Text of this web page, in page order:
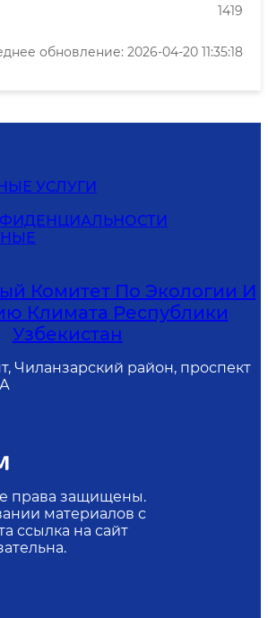
1419
обновление: 2026-04-20 11:35:18
УСЛУГИ
Комитет По Экологии И
Климата Республики
Узбекистан
Чиланзарский район, проспект
права защищены.
материалов с
ссылка на сайт